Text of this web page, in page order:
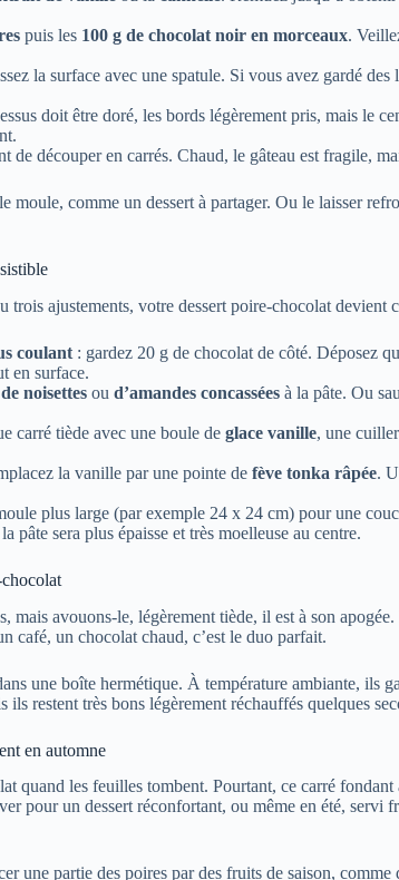
puis les 100 g de chocolat noir en morceaux.
la surface avec une spatule. Si vous avez gardé des
doit être doré, les bords légèrement pris, mais le
de découper en carrés. Chaud, le gâteau est fragile,
moule, comme un dessert à partager. Ou le laisser
trois ajustements, votre dessert poire-chocolat devient
coulant : gardez 20 g de chocolat de côté. Déposez
en surface.
noisettes ou d’amandes concassées à la pâte. Ou
carré tiède avec une boule de glace vanille, une
la vanille par une pointe de fève tonka râpée.
plus large (par exemple 24 x 24 cm) pour une
pâte sera plus épaisse et très moelleuse au centre.
mais avouons-le, légèrement tiède, il est à son
café, un chocolat chaud, c’est le duo parfait.
une boîte hermétique. À température ambiante, ils
restent très bons légèrement réchauffés quelques
en automne
quand les feuilles tombent. Pourtant, ce carré
pour un dessert réconfortant, ou même en été, servi
une partie des poires par des fruits de saison, comme